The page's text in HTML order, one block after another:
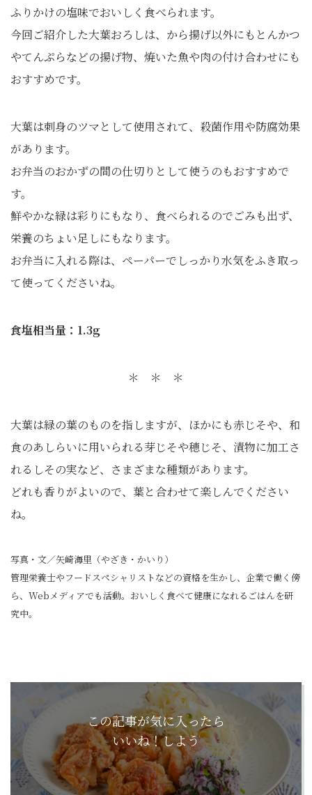
ふりかけの塩味でおいしく食べられます。
今回ご紹介した大葉おろしは、から揚げ以外にもとんかつ
やてんぷらなどの揚げ物、焼いた魚や肉の付け合わせにも
おすすめです。
大葉は刺身のツマとして使用されて、殺菌作用や防腐効果
があります。
お弁当のおかずの間の仕切りとして使うのもおすすめで
す。
鮮やかな緑は彩りにもなり、食べられるのでごみも出ず、
栄養のちょい足しにもなります。
お弁当に入れる際は、ペーパーでしっかり水気をふき取っ
て使ってくださいね。
食塩相当量：1.3g
＊ ＊ ＊
大葉は緑の葉のものを指しますが、ほかにも赤じそや、和
食のあしらいに用いられる芽じそや穂じそ、漬物に加工さ
れるしその実など、さまざまな種類があります。
どれも香りがよいので、葉と合わせて楽しんでください
ね。
写真・文／矢崎海里（やざき・かいり）
管理栄養士やフードスペシャリストなどの資格を生かし、企業で働く傍
ら、Webメディアでも活動。おいしく食べて健康になれるごはんを研
究中。
この記事が気に入ったら
いいね！しよう